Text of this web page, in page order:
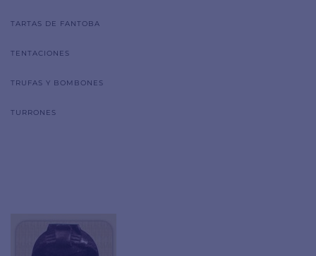
TARTAS DE FANTOBA
TENTACIONES
TRUFAS Y BOMBONES
TURRONES